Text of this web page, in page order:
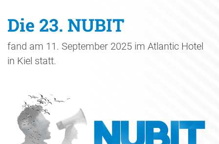
Die 23. NUBIT
fand am 11. September 2025 im Atlantic Hotel
in Kiel statt.